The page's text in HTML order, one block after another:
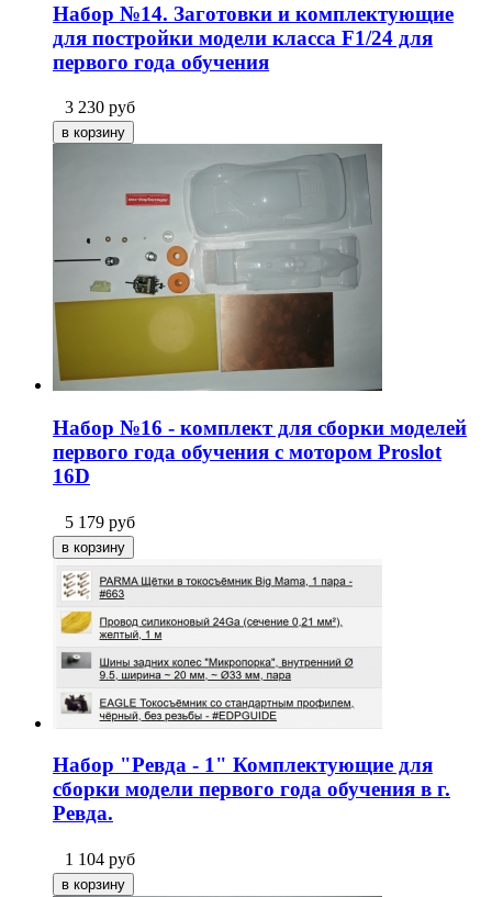
Набор №14. Заготовки и комплектующие
для постройки модели класса F1/24 для
первого года обучения
3 230 руб
Набор №16 - комплект для сборки моделей
первого года обучения с мотором Proslot
16D
5 179 руб
Набор "Ревда - 1" Комплектующие для
сборки модели первого года обучения в г.
Ревда.
1 104 руб